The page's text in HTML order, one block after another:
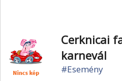
Cerknicai
karnevál
#Esemény